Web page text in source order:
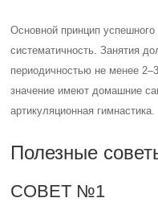
Основной принцип
систематичность. Занятия
периодичностью не менее
значение имеют домашние
артикуляционная гимнастика.
Полезные
СОВЕТ №1